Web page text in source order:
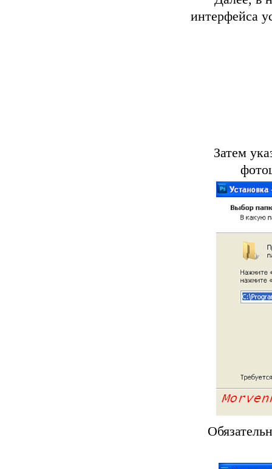
интерфейса
Затем